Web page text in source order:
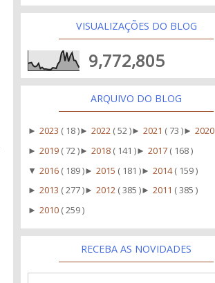
VISUALIZAÇÕES DO BLOG
9,772,805
ARQUIVO DO BLOG
►2023 ( 18 )►2022 ( 52 )►2021 ( 73 )►2020
►2019 ( 72 )►2018 ( 141 )►2017 ( 168 )
▼2016 ( 189 )►2015 ( 181 )►2014( 159 )
►2013 ( 277 )►2012 ( 385 )►2011 ( 385 )
►2010 ( 259 )
RECEBA AS NOVIDADES